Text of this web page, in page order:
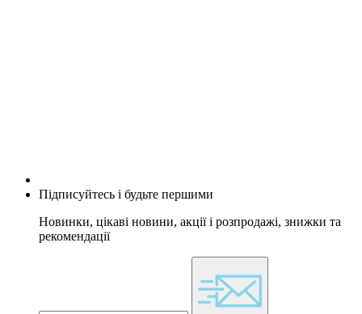
Підписуйтесь і будьте першими
Новинки, цікаві новини, акції і розпродажі, знижки та
рекомендації